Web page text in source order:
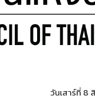
วันเสาร์ที่ 8